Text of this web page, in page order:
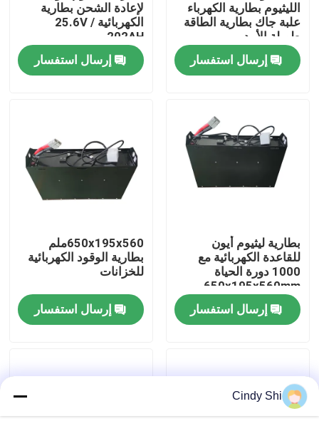
بيت
منتجات
جولة في المعمل
اطلب اقتباس
بطارية الليثيوم رافعة شوكية
48 فولت بطارية ليثيوم أيون لفورت
الليثيوم بطارية الكهرباء
علبة جاك بطارية الطاقة
طويلة الأمد
إرسال استفسار
لإعادة الشحن بطارية
الكهربائية 25.6V /
202AH
إرسال استفسار
بطارية ليثيوم أيون
للقاعدة الكهربائية مع
1000 دورة الحياة
650x195x560mm
إرسال استفسار
650x195x560ملم
بطارية الوقود الكهربائية
للخزانات
إرسال استفسار
Cindy Shi